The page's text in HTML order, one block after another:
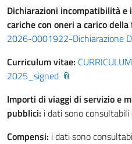
Dichiarazioni incompatibilità
cariche con oneri a carico
2026-0001922-Dichiarazione
Curriculum vitae:
2025_signed
Importi di viaggi di servizio e
pubblici: i dati sono consultabili
Compensi: i dati sono